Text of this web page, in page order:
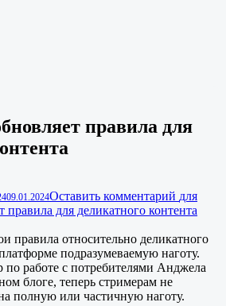
правила для
09.01.2024Оставить комментарий для
правила для деликатного контента
правила относительно деликатного
подразумеваемую наготу.
по работе с потребителями Анджела
блоге, теперь стримерам не
полную или частичную наготу.